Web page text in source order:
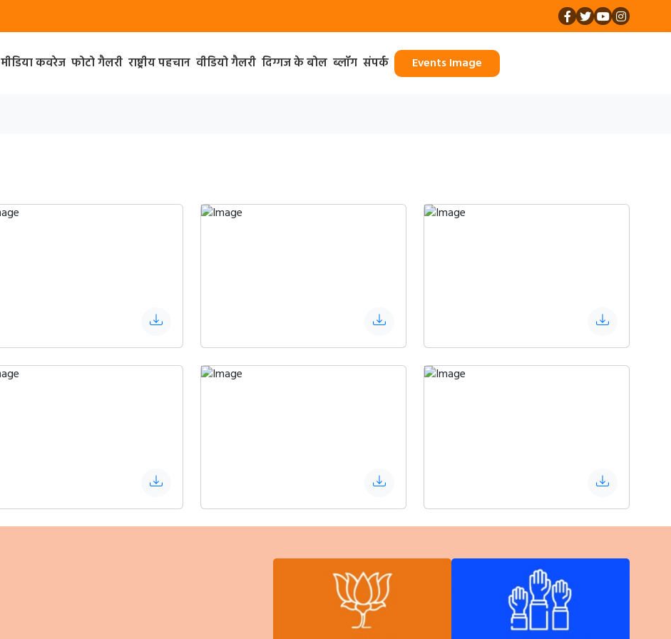
मीडिया कवरेज फोटो गैलरी राष्ट्रीय पहचान वीडियो गैलरी दिग्गज के बोल ब्लॉग संपर्क Events Image